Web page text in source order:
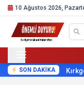
10 Ağustos 2026,
SON DAKİKA